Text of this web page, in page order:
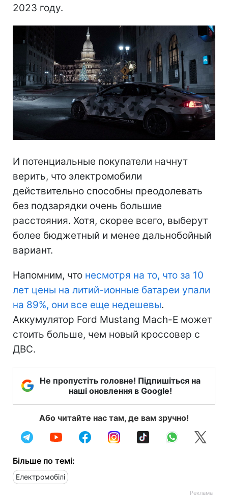
2023 году.
И потенциальные покупатели начнут
верить, что электромобили
действительно способны преодолевать
без подзарядки очень большие
расстояния. Хотя, скорее всего, выберут
более бюджетный и менее дальнобойный
вариант.
Напомним, что несмотря на то, что за 10
лет цены на литий-ионные батареи упали
на 89%, они все еще недешевы.
Аккумулятор Ford Mustang Mach-E может
стоить больше, чем новый кроссовер с
ДВС.
Не пропустіть головне! Підпишіться на
наші оновлення в Google!
Або читайте нас там, де вам зручно!
Більше по темі:
Електромобілі